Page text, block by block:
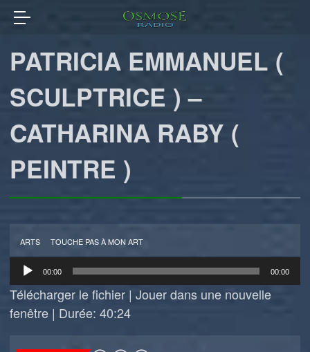
PATRICIA EMMANUEL (
SCULPTRICE ) –
CATHARINA RABY (
PEINTRE )
ARTS TOUCHE PAS À MON ART
Lecteur
audio
00:00 00:00
Télécharger le fichier |Jouer dans une nouvelle
fenêtre | Durée: 40:24